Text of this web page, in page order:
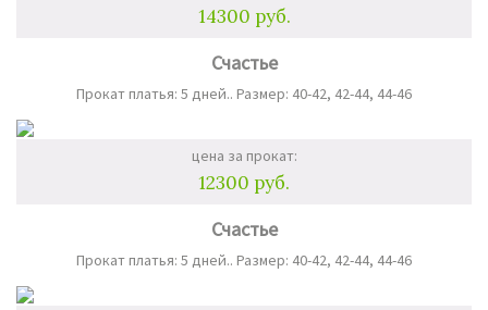
14300 руб.
Счастье
Прокат платья: 5 дней.. Размер: 40-42, 42-44, 44-46
цена за прокат:
12300 руб.
Счастье
Прокат платья: 5 дней.. Размер: 40-42, 42-44, 44-46